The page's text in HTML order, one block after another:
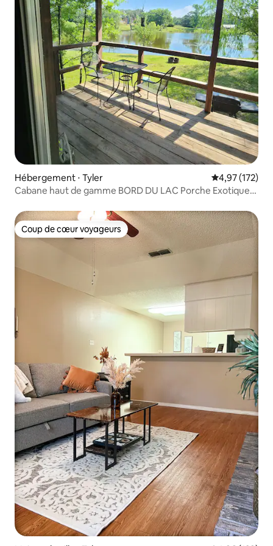
Hébergement ⋅ Tyler Évaluation
4,97 (172)
Cabane haut de gamme BORD DU LAC Porche Exotique
Coup de cœur voyageurs
Coup de cœur voyageurs